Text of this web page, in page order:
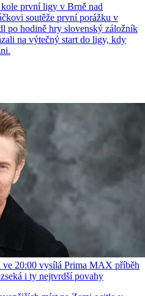
první ligy v Brně nad
soutěže první porážku v
po hodině hry slovenský záložník
na výtečný start do ligy, kdy
ve 20:00 vysílá Prima MAX příběh
i ty nejtvrdší povahy